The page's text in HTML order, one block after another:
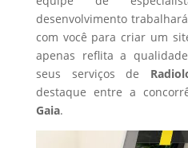
desenvolvimento
com você para criar um
apenas reflita a
seus serviços de
destaque entre a
Gaia.